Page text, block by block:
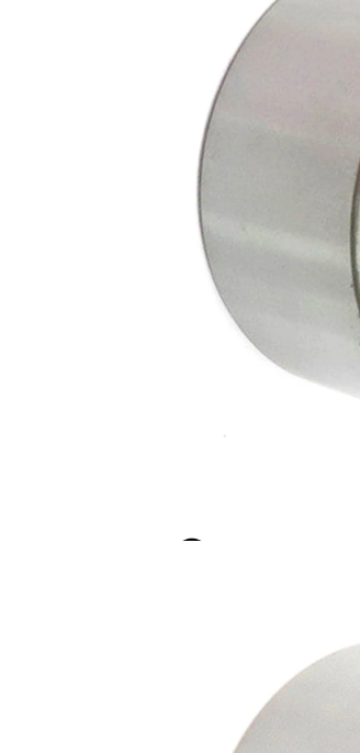
35,5
mm
manuell